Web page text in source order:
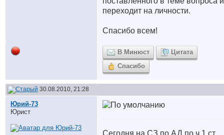
переходит на личности.
Спасибо всем!
В Минюст
Цитата
Спасибо
30.08.2010, 21:28
Юрий-73
Юрист
Сегодня на СЗ по АД по ч.1 ст.